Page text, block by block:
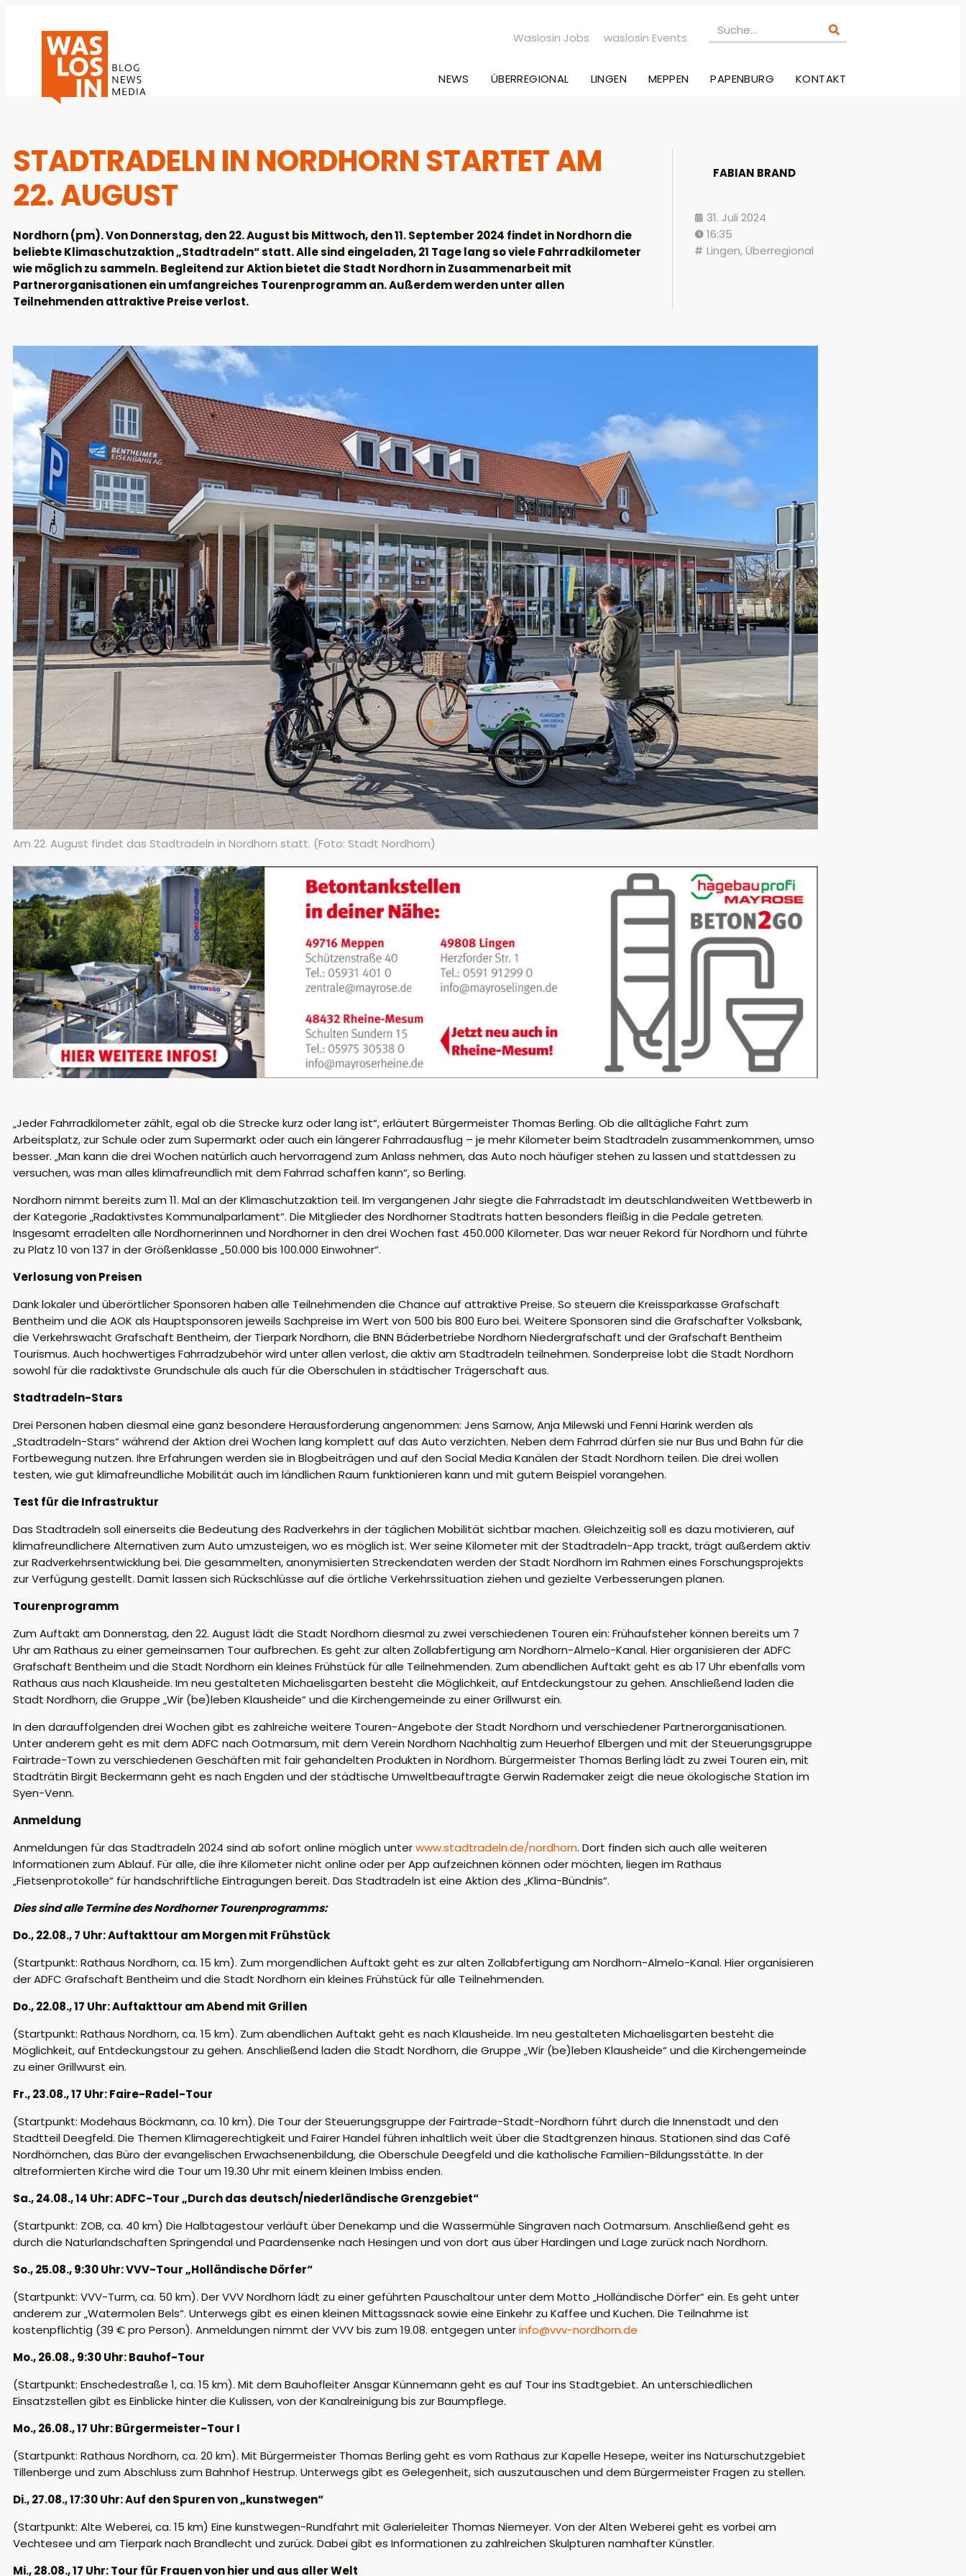
Waslosin Jobs waslosin Events
NEWS ÜBERREGIONAL LINGEN MEPPEN PAPENBURG KONTAKT
STADTRADELN IN NORDHORN STARTET AM
22. AUGUST
Nordhorn (pm). Von Donnerstag, den 22. August bis Mittwoch, den 11. September 2024 findet in Nordhorn die
beliebte Klimaschutzaktion „Stadtradeln“ statt. Alle sind eingeladen, 21 Tage lang so viele Fahrradkilometer
wie möglich zu sammeln. Begleitend zur Aktion bietet die Stadt Nordhorn in Zusammenarbeit mit
Partnerorganisationen ein umfangreiches Tourenprogramm an. Außerdem werden unter allen
Teilnehmenden attraktive Preise verlost.
FABIAN BRAND
31. Juli 2024
16:35
Lingen,Überregional
Am 22. August findet das Stadtradeln in Nordhorn statt. (Foto: Stadt Nordhorn)
„Jeder Fahrradkilometer zählt, egal ob die Strecke kurz oder lang ist“, erläutert Bürgermeister Thomas Berling. Ob die alltägliche Fahrt zum
Arbeitsplatz, zur Schule oder zum Supermarkt oder auch ein längerer Fahrradausflug – je mehr Kilometer beim Stadtradeln zusammenkommen, umso
besser. „Man kann die drei Wochen natürlich auch hervorragend zum Anlass nehmen, das Auto noch häufiger stehen zu lassen und stattdessen zu
versuchen, was man alles klimafreundlich mit dem Fahrrad schaffen kann“, so Berling.
Nordhorn nimmt bereits zum 11. Mal an der Klimaschutzaktion teil. Im vergangenen Jahr siegte die Fahrradstadt im deutschlandweiten Wettbewerb in
der Kategorie „Radaktivstes Kommunalparlament“. Die Mitglieder des Nordhorner Stadtrats hatten besonders fleißig in die Pedale getreten.
Insgesamt erradelten alle Nordhornerinnen und Nordhorner in den drei Wochen fast 450.000 Kilometer. Das war neuer Rekord für Nordhorn und führte
zu Platz 10 von 137 in der Größenklasse „50.000 bis 100.000 Einwohner“.
Verlosung von Preisen
Dank lokaler und überörtlicher Sponsoren haben alle Teilnehmenden die Chance auf attraktive Preise. So steuern die Kreissparkasse Grafschaft
Bentheim und die AOK als Hauptsponsoren jeweils Sachpreise im Wert von 500 bis 800 Euro bei. Weitere Sponsoren sind die Grafschafter Volksbank,
die Verkehrswacht Grafschaft Bentheim, der Tierpark Nordhorn, die BNN Bäderbetriebe Nordhorn Niedergrafschaft und der Grafschaft Bentheim
Tourismus. Auch hochwertiges Fahrradzubehör wird unter allen verlost, die aktiv am Stadtradeln teilnehmen. Sonderpreise lobt die Stadt Nordhorn
sowohl für die radaktivste Grundschule als auch für die Oberschulen in städtischer Trägerschaft aus.
Stadtradeln-Stars
Drei Personen haben diesmal eine ganz besondere Herausforderung angenommen: Jens Sarnow, Anja Milewski und Fenni Harink werden als
„Stadtradeln-Stars“ während der Aktion drei Wochen lang komplett auf das Auto verzichten. Neben dem Fahrrad dürfen sie nur Bus und Bahn für die
Fortbewegung nutzen. Ihre Erfahrungen werden sie in Blogbeiträgen und auf den Social Media Kanälen der Stadt Nordhorn teilen. Die drei wollen
testen, wie gut klimafreundliche Mobilität auch im ländlichen Raum funktionieren kann und mit gutem Beispiel vorangehen.
Test für die Infrastruktur
Das Stadtradeln soll einerseits die Bedeutung des Radverkehrs in der täglichen Mobilität sichtbar machen. Gleichzeitig soll es dazu motivieren, auf
klimafreundlichere Alternativen zum Auto umzusteigen, wo es möglich ist. Wer seine Kilometer mit der Stadtradeln-App trackt, trägt außerdem aktiv
zur Radverkehrsentwicklung bei. Die gesammelten, anonymisierten Streckendaten werden der Stadt Nordhorn im Rahmen eines Forschungsprojekts
zur Verfügung gestellt. Damit lassen sich Rückschlüsse auf die örtliche Verkehrssituation ziehen und gezielte Verbesserungen planen.
Tourenprogramm
Zum Auftakt am Donnerstag, den 22. August lädt die Stadt Nordhorn diesmal zu zwei verschiedenen Touren ein: Frühaufsteher können bereits um 7
Uhr am Rathaus zu einer gemeinsamen Tour aufbrechen. Es geht zur alten Zollabfertigung am Nordhorn-Almelo-Kanal. Hier organisieren der ADFC
Grafschaft Bentheim und die Stadt Nordhorn ein kleines Frühstück für alle Teilnehmenden. Zum abendlichen Auftakt geht es ab 17 Uhr ebenfalls vom
Rathaus aus nach Klausheide. Im neu gestalteten Michaelisgarten besteht die Möglichkeit, auf Entdeckungstour zu gehen. Anschließend laden die
Stadt Nordhorn, die Gruppe „Wir (be)leben Klausheide“ und die Kirchengemeinde zu einer Grillwurst ein.
In den darauffolgenden drei Wochen gibt es zahlreiche weitere Touren-Angebote der Stadt Nordhorn und verschiedener Partnerorganisationen.
Unter anderem geht es mit dem ADFC nach Ootmarsum, mit dem Verein Nordhorn Nachhaltig zum Heuerhof Elbergen und mit der Steuerungsgruppe
Fairtrade-Town zu verschiedenen Geschäften mit fair gehandelten Produkten in Nordhorn. Bürgermeister Thomas Berling lädt zu zwei Touren ein, mit
Stadträtin Birgit Beckermann geht es nach Engden und der städtische Umweltbeauftragte Gerwin Rademaker zeigt die neue ökologische Station im
Syen-Venn.
Anmeldung
Anmeldungen für das Stadtradeln 2024 sind ab sofort online möglich unterwww.stadtradeln.de/nordhorn. Dort finden sich auch alle weiteren
Informationen zum Ablauf. Für alle, die ihre Kilometer nicht online oder per App aufzeichnen können oder möchten, liegen im Rathaus
„Fietsenprotokolle“ für handschriftliche Eintragungen bereit. Das Stadtradeln ist eine Aktion des „Klima-Bündnis“.
Dies sind alle Termine des Nordhorner Tourenprogramms:
Do., 22.08., 7 Uhr: Auftakttour am Morgen mit Frühstück
(Startpunkt: Rathaus Nordhorn, ca. 15 km). Zum morgendlichen Auftakt geht es zur alten Zollabfertigung am Nordhorn-Almelo-Kanal. Hier organisieren
der ADFC Grafschaft Bentheim und die Stadt Nordhorn ein kleines Frühstück für alle Teilnehmenden.
Do., 22.08., 17 Uhr: Auftakttour am Abend mit Grillen
(Startpunkt: Rathaus Nordhorn, ca. 15 km). Zum abendlichen Auftakt geht es nach Klausheide. Im neu gestalteten Michaelisgarten besteht die
Möglichkeit, auf Entdeckungstour zu gehen. Anschließend laden die Stadt Nordhorn, die Gruppe „Wir (be)leben Klausheide“ und die Kirchengemeinde
zu einer Grillwurst ein.
Fr., 23.08., 17 Uhr: Faire-Radel-Tour
(Startpunkt: Modehaus Böckmann, ca. 10 km). Die Tour der Steuerungsgruppe der Fairtrade-Stadt-Nordhorn führt durch die Innenstadt und den
Stadtteil Deegfeld. Die Themen Klimagerechtigkeit und Fairer Handel führen inhaltlich weit über die Stadtgrenzen hinaus. Stationen sind das Café
Nordhörnchen, das Büro der evangelischen Erwachsenenbildung, die Oberschule Deegfeld und die katholische Familien-Bildungsstätte. In der
altreformierten Kirche wird die Tour um 19.30 Uhr mit einem kleinen Imbiss enden.
Sa., 24.08., 14 Uhr: ADFC-Tour „Durch das deutsch/niederländische Grenzgebiet“
(Startpunkt: ZOB, ca. 40 km) Die Halbtagestour verläuft über Denekamp und die Wassermühle Singraven nach Ootmarsum. Anschließend geht es
durch die Naturlandschaften Springendal und Paardensenke nach Hesingen und von dort aus über Hardingen und Lage zurück nach Nordhorn.
So., 25.08., 9:30 Uhr: VVV-Tour „Holländische Dörfer“
(Startpunkt: VVV-Turm, ca. 50 km). Der VVV Nordhorn lädt zu einer geführten Pauschaltour unter dem Motto „Holländische Dörfer“ ein. Es geht unter
anderem zur „Watermolen Bels“. Unterwegs gibt es einen kleinen Mittagssnack sowie eine Einkehr zu Kaffee und Kuchen. Die Teilnahme ist
kostenpflichtig (39 € pro Person). Anmeldungen nimmt der VVV bis zum 19.08. entgegen unterinfo@vvv-nordhorn.de
Mo., 26.08., 9:30 Uhr: Bauhof-Tour
(Startpunkt: Enschedestraße 1, ca. 15 km). Mit dem Bauhofleiter Ansgar Künnemann geht es auf Tour ins Stadtgebiet. An unterschiedlichen
Einsatzstellen gibt es Einblicke hinter die Kulissen, von der Kanalreinigung bis zur Baumpflege.
Mo., 26.08., 17 Uhr: Bürgermeister-Tour I
(Startpunkt: Rathaus Nordhorn, ca. 20 km). Mit Bürgermeister Thomas Berling geht es vom Rathaus zur Kapelle Hesepe, weiter ins Naturschutzgebiet
Tillenberge und zum Abschluss zum Bahnhof Hestrup. Unterwegs gibt es Gelegenheit, sich auszutauschen und dem Bürgermeister Fragen zu stellen.
Di., 27.08., 17:30 Uhr: Auf den Spuren von „kunstwegen“
(Startpunkt: Alte Weberei, ca. 15 km) Eine kunstwegen-Rundfahrt mit Galerieleiter Thomas Niemeyer. Von der Alten Weberei geht es vorbei am
Vechtesee und am Tierpark nach Brandlecht und zurück. Dabei gibt es Informationen zu zahlreichen Skulpturen namhafter Künstler.
Mi., 28.08., 17 Uhr: Tour für Frauen von hier und aus aller Welt